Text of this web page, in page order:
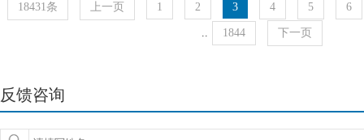
18431条 上一页 1 2 3 4 5 6
.. 1844 下一页
反馈咨询